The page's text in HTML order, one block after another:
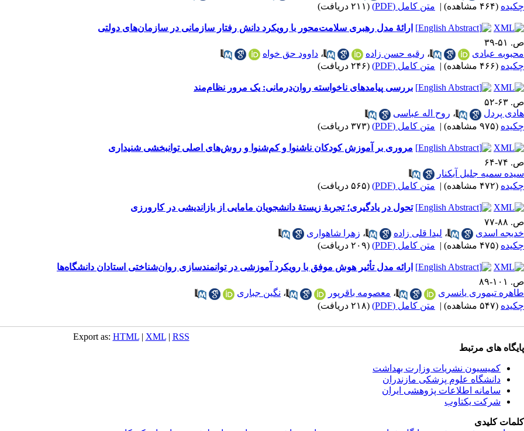
چکیده (۴۶۴ مشاهده) | متن کامل (PDF) (۲۱۱ دریافت)
ارائۀ مدل رهبری سلامت‌محور با رویکرد دانش رفتار سازمانی در سازمان‌های دولتی
ص. ۵۱-۳۹
محبوبه عبادی
، رقیه حسن زاده ، داوود حق خواه
چکیده (۴۶۶ مشاهده) | متن کامل (PDF) (۲۴۶ دریافت)
بررسی پیامدهای ناخواسته روان‌درمانی: یک مرور نظام‌مند
ص. ۶۳-۵۲
هادی پردل
، روح‌ اله عباسی
چکیده (۹۷۵ مشاهده) | متن کامل (PDF) (۳۷۳ دریافت)
مروری بر آموزش کودکان ناشنوا و کم‌شنوا و روش‌های اصلی توانبخشی شنیداری
ص. ۷۴-۶۴
سیده سمیه جلیل آبکنار
چکیده (۴۷۲ مشاهده) | متن کامل (PDF) (۵۶۵ دریافت)
تحول در یادگیری؛ تجربۀ زیستۀ دانشجویان مامایی از بازاندیشی در کارورزی
ص. ۸۸-۷۷
خدیجه اسدی
، لیدا قلی زاده ، زهرا شاهواری
چکیده (۴۷۵ مشاهده) | متن کامل (PDF) (۲۰۹ دریافت)
ارائه مدل تأثیر هوش موفق با رویکرد آموزشی در توانمندسازی روان‌شناختی استادان دانشگاه‌ها
ص. ۱۰۱-۸۹
طاهره تیموری یانسری
، معصومه باقرپور ، نگین جباری
چکیده (۵۴۷ مشاهده) | متن کامل (PDF) (۲۱۸ دریافت)
Export as: HTML| XML| RSS
پایگاه های مرتبط
کمیسیون نشریات وزارت بهداشت
دانشگاه علوم پزشکی مازندران
سامانه اطلاعات پژوهشی ایران
شرکت یکتاوب
کلمات کلیدی